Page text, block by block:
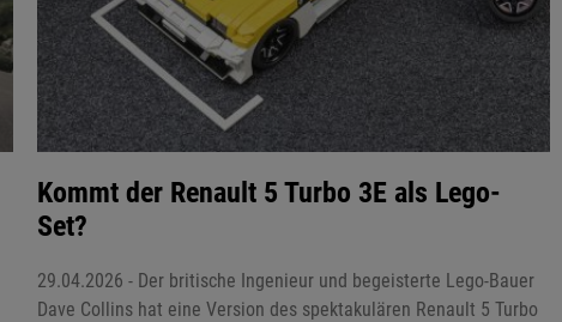
Kommt der Renault 5 Turbo 3E als Lego-
Set?
29.04.2026 - Der britische Ingenieur und begeisterte Lego-Bauer
Dave Collins hat eine Version des spektakulären Renault 5 Turbo